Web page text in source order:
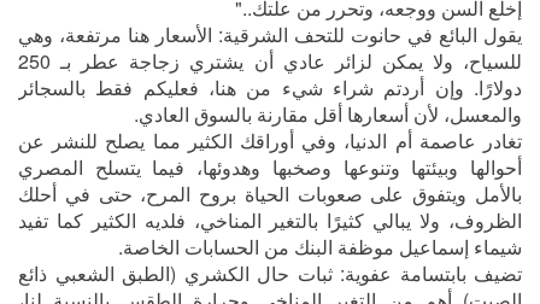
إخلع السن ووجعه، وتحرر من علتك.."
يقول البائع في حانوت للتحف الشرقية: الأسعار هنا مرتفعة، وهي
للسياح، ولا يمكن لزائر عادي أن يشتري زجاجة عطر بـ 250
دولارًا. وإن أردتم شراء شيء من هنا، فعليكم فقط بالسجائر
والمعسل، لأن أسعارها أقل مقارنة بالسوق العادي.
تغادر عاصمة أم الدنيا، وفي أوراقك الكثير مما يصلح للنشر عن
أحوالها وبيئتها وتنوعها وصخبها وهدوئها، فيما يتسلح المصري
بالأمل ويتفوق على صعوبات الحياة بروح المرح، حتى في أحلك
الظروف، ولا يبالي كثيرًا بالتغير المناخي، فلديه الكثير كما تفيد
شيماء إسماعيل موظفة البنك من الحسابات الخاصة.
تضيف بابتسامة عفوية: ثبات حال الكشري (الطبق الشعبي ذائع